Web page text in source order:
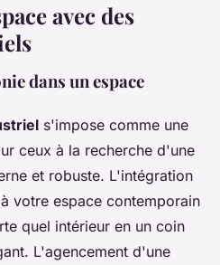
avec des
dans un espace
s'impose comme une
ceux à la recherche d'une
et robuste. L'intégration
votre espace contemporain
quel intérieur en un coin
L'agencement d'une